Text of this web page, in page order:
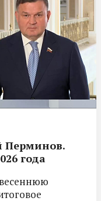
Перминов.
года